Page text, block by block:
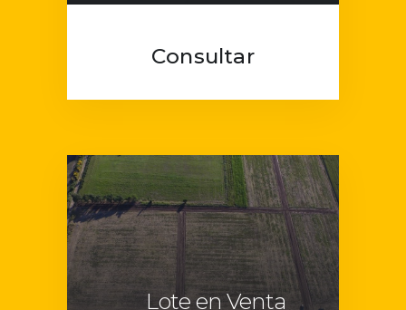
Consultar
Lote en Venta